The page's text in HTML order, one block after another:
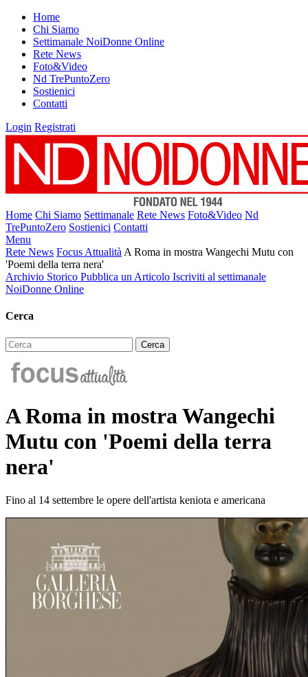
Home
Chi Siamo
Settimanale NoiDonne Online
Rete News
Foto&Video
Nd TrePuntoZero
Sostienici
Contatti
Login Registrati
Home Chi Siamo Settimanale Rete News Foto&Video Nd
TrePuntoZero Sostienici Contatti
Menu
Rete News Focus Attualità A Roma in mostra Wangechi Mutu con
'Poemi della terra nera'
Archivio Storico Pubblica un Articolo Iscriviti al settimanale
NoiDonne Online
Cerca
A Roma in mostra Wangechi
Mutu con 'Poemi della terra
nera'
Fino al 14 settembre le opere dell'artista keniota e americana